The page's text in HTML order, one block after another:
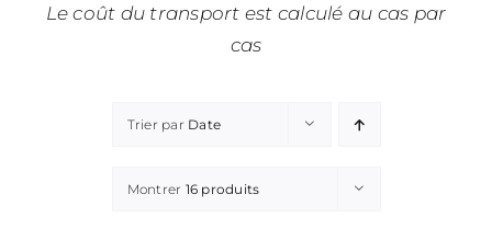
Le coût du transport est calculé au cas par
cas
Trier par Date
Montrer 16 produits